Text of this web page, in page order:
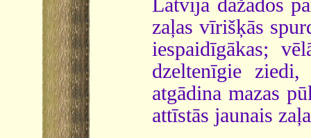
Latvijā dažādos
zaļas vīrišķās
iespaidīgākas;
dzeltenīgie
atgādina mazas
attīstās jaunais